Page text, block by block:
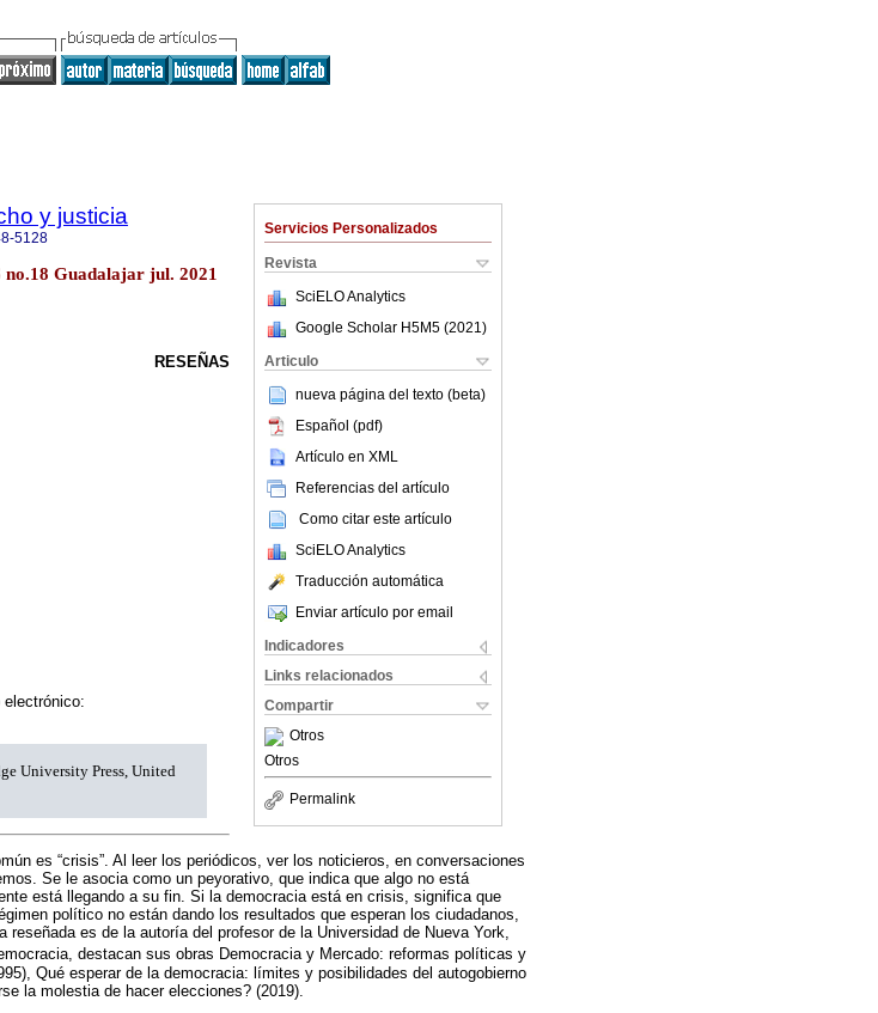
Servicios Personalizados
Revista
SciELO Analytics
Google Scholar H5M5 (2021 )
Articulo
nueva página del texto (beta)
Español (pdf)
Artículo en XML
Referencias del artículo
Como citar este artículo
SciELO Analytics
Traducción automática
Enviar artículo por email
Indicadores
Links relacionados
Compartir
Otros
Otros
Permalink
y justicia
5128
Guadalajar jul. 2021
RESEÑAS
electrónico:
University Press, United
es “crisis”. Al leer los periódicos, ver los noticieros, en conversaciones
Se le asocia como un peyorativo, que indica que algo no está
está llegando a su fin. Si la democracia está en crisis, significa que
político no están dando los resultados que esperan los ciudadanos,
reseñada es de la autoría del profesor de la Universidad de Nueva York,
destacan sus obras Democracia y Mercado: reformas políticas y
Qué esperar de la democracia: límites y posibilidades del autogobierno
la molestia de hacer elecciones? (2019).